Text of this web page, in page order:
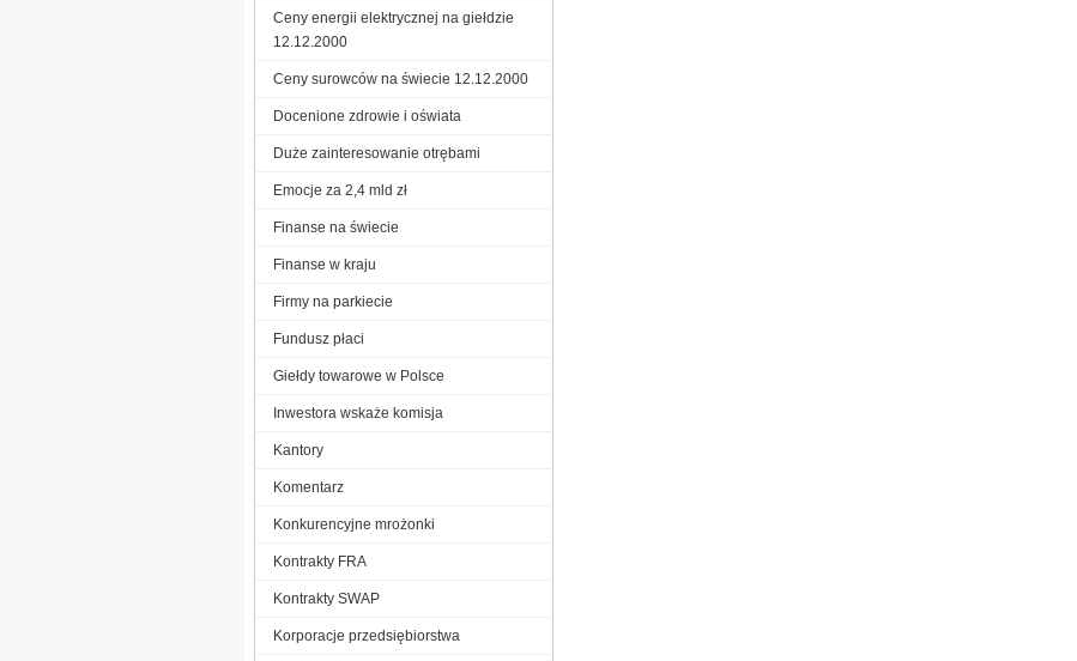
Ceny energii elektrycznej na giełdzie
12.12.2000
Ceny surowców na świecie 12.12.2000
Docenione zdrowie i oświata
Duże zainteresowanie otrębami
Emocje za 2,4 mld zł
Finanse na świecie
Finanse w kraju
Firmy na parkiecie
Fundusz płaci
Giełdy towarowe w Polsce
Inwestora wskaże komisja
Kantory
Komentarz
Konkurencyjne mrożonki
Kontrakty FRA
Kontrakty SWAP
Korporacje przedsiębiorstwa